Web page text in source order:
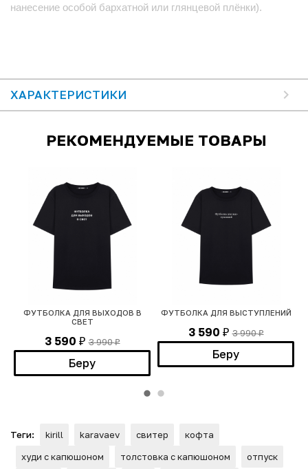
нанесение особой бархатной или глянцевой плёнки).
ХАРАКТЕРИСТИКИ
РЕКОМЕНДУЕМЫЕ ТОВАРЫ
ФУТБОЛКА ДЛЯ ВЫХОДОВ В
СВЕТ
3 590 ₽ 3 990₽
Беру
ФУТБОЛКА ДЛЯ ВЫСТУПЛЕНИЙ
3 590 ₽ 3 990₽
Беру
Теги: kirill karavaev свитер
кофта
худи с капюшоном
толстовка с капюшоном
отпуск